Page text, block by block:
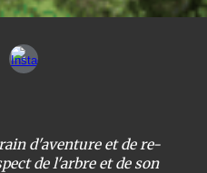
d'aventure et de re-
de l'arbre et de son